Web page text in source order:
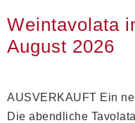
Weintavolata
August 2026
AUSVERKAUFT Ein
Die abendliche